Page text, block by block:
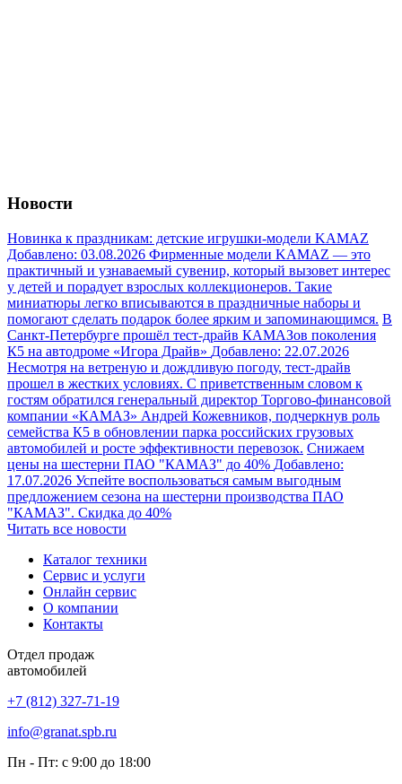
Новости
Новинка к праздникам: детские игрушки-модели KAMAZ
Добавлено: 03.08.2026 Фирменные модели KAMAZ — это
практичный и узнаваемый сувенир, который вызовет интерес
у детей и порадует взрослых коллекционеров. Такие
миниатюры легко вписываются в праздничные наборы и
помогают сделать подарок более ярким и запоминающимся. В
Санкт-Петербурге прошёл тест-драйв КАМАЗов поколения
К5 на автодроме «Игора Драйв» Добавлено: 22.07.2026
Несмотря на ветреную и дождливую погоду, тест-драйв
прошел в жестких условиях. С приветственным словом к
гостям обратился генеральный директор Торгово‑финансовой
компании «КАМАЗ» Андрей Кожевников, подчеркнув роль
семейства К5 в обновлении парка российских грузовых
автомобилей и росте эффективности перевозок. Снижаем
цены на шестерни ПАО "КАМАЗ" до 40% Добавлено:
17.07.2026 Успейте воспользоваться самым выгодным
предложением сезона на шестерни производства ПАО
"КАМАЗ". Скидка до 40%
Читать все новости
Каталог техники
Сервис и услуги
Онлайн сервис
О компании
Контакты
Отдел продаж
автомобилей
+7 (812) 327-71-19
info@granat.spb.ru
Пн - Пт: с 9:00 до 18:00